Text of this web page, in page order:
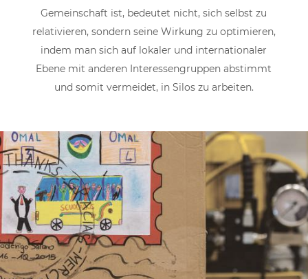
Gemeinschaft ist, bedeutet nicht, sich selbst zu
relativieren, sondern seine Wirkung zu optimieren,
indem man sich auf lokaler und internationaler
Ebene mit anderen Interessengruppen abstimmt
und somit vermeidet, in Silos zu arbeiten.